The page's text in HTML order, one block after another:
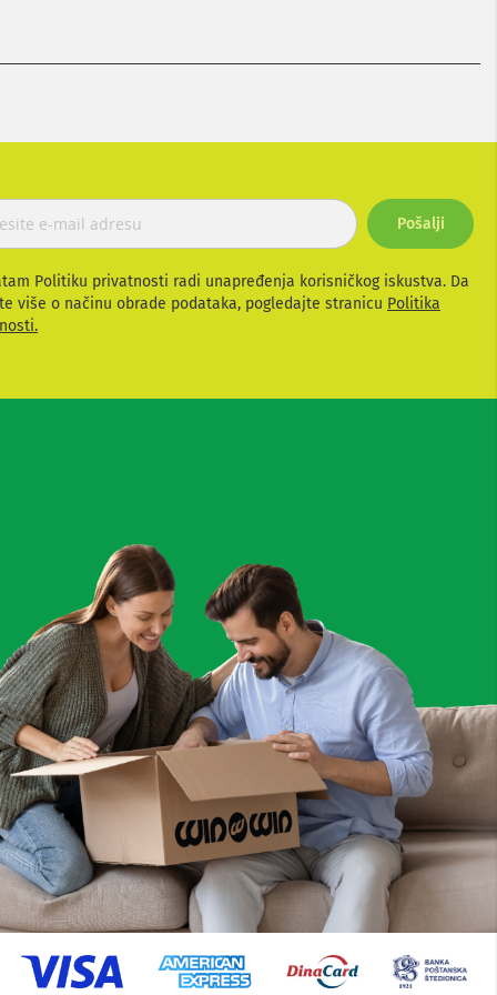
Pošalji
Politiku privatnosti radi unapređenja korisničkog iskustva. Da
više o načinu obrade podataka, pogledajte stranicu Politika